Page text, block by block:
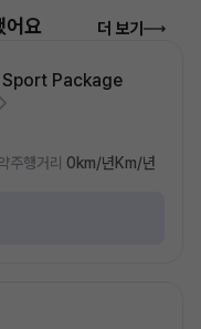
어요 더 보기
Package
주행거리 0km/년Km/년